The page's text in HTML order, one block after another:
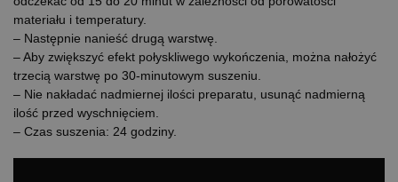
materiału i temperatury.
– Następnie nanieść drugą warstwę.
– Aby zwiększyć efekt połyskliwego wykończenia, można nałożyć
trzecią warstwę po 30-minutowym suszeniu.
– Nie nakładać nadmiernej ilości preparatu, usunąć nadmierną
ilość przed wyschnięciem.
– Czas suszenia: 24 godziny.